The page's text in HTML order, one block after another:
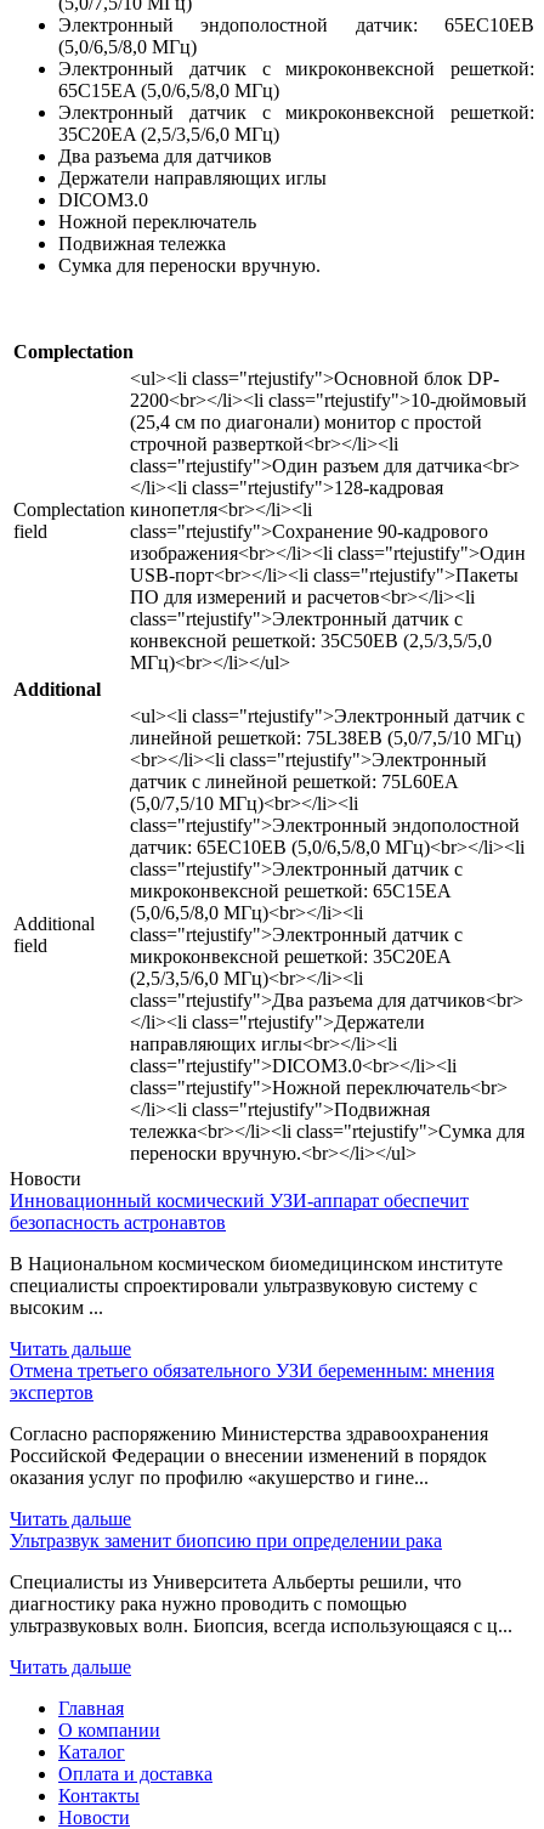
Электронный эндополостной датчик: 65EC10EB
(5,0/6,5/8,0 МГц)
Электронный датчик с микроконвексной решеткой:
65C15EA (5,0/6,5/8,0 МГц)
Электронный датчик с микроконвексной решеткой:
35C20EA (2,5/3,5/6,0 МГц)
Два разъема для датчиков
Держатели направляющих иглы
DICOM3.0
Ножной переключатель
Подвижная тележка
Сумка для переноски вручную.
Complectation
Complectation
field
<ul><li class="rtejustify">Основной блок DP-
2200<br></li><li class="rtejustify">10-дюймовый
(25,4 см по диагонали) монитор с простой
строчной разверткой<br></li><li
class="rtejustify">Один разъем для датчика<br>
</li><li class="rtejustify">128-кадровая
кинопетля<br></li><li
class="rtejustify">Сохранение 90-кадрового
изображения<br></li><li class="rtejustify">Один
USB-порт<br></li><li class="rtejustify">Пакеты
ПО для измерений и расчетов<br></li><li
class="rtejustify">Электронный датчик с
конвексной решеткой: 35C50EB (2,5/3,5/5,0
МГц)<br></li></ul>
Additional
Additional
field
<ul><li class="rtejustify">Электронный датчик с
линейной решеткой: 75L38EB (5,0/7,5/10 МГц)
<br></li><li class="rtejustify">Электронный
датчик с линейной решеткой: 75L60EA
(5,0/7,5/10 МГц)<br></li><li
class="rtejustify">Электронный эндополостной
датчик: 65EC10EB (5,0/6,5/8,0 МГц)<br></li><li
class="rtejustify">Электронный датчик с
микроконвексной решеткой: 65C15EA
(5,0/6,5/8,0 МГц)<br></li><li
class="rtejustify">Электронный датчик с
микроконвексной решеткой: 35C20EA
(2,5/3,5/6,0 МГц)<br></li><li
class="rtejustify">Два разъема для датчиков<br>
</li><li class="rtejustify">Держатели
направляющих иглы<br></li><li
class="rtejustify">DICOM3.0<br></li><li
class="rtejustify">Ножной переключатель<br>
</li><li class="rtejustify">Подвижная
тележка<br></li><li class="rtejustify">Сумка для
переноски вручную.<br></li></ul>
Новости
Инновационный космический УЗИ-аппарат обеспечит
безопасность астронавтов
В Национальном космическом биомедицинском институте
специалисты спроектировали ультразвуковую систему с
высоким ...
Читать дальше
Отмена третьего обязательного УЗИ беременным: мнения
экспертов
Согласно распоряжению Министерства здравоохранения
Российской Федерации о внесении изменений в порядок
оказания услуг по профилю «акушерство и гине...
Читать дальше
Ультразвук заменит биопсию при определении рака
Специалисты из Университета Альберты решили, что
диагностику рака нужно проводить с помощью
ультразвуковых волн. Биопсия, всегда использующаяся с ц...
Читать дальше
Главная
О компании
Каталог
Оплата и доставка
Контакты
Новости